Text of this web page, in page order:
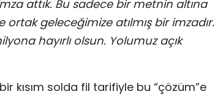
attık. Bu sadece bir metnin altına
ortak geleceğimize atılmış bir imzadır.
hayırlı olsun. Yolumuz açık
kısım solda fil tarifiyle bu “çözüm”e